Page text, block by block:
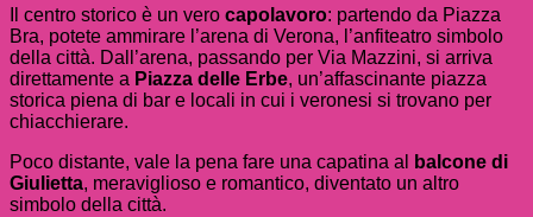
Il centro storico è un vero capolavoro: partendo da Piazza
Bra, potete ammirare l’arena di Verona, l’anfiteatro simbolo
della città. Dall’arena, passando per Via Mazzini, si arriva
direttamente a Piazza delle Erbe, un’affascinante piazza
storica piena di bar e locali in cui i veronesi si trovano per
chiacchierare.
Poco distante, vale la pena fare una capatina al
balcone di
Giulietta, meraviglioso e romantico, diventato un altro
simbolo della città.